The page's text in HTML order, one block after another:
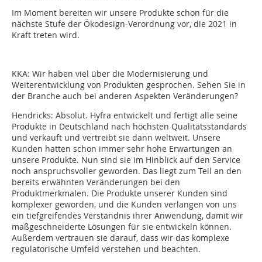
Im Moment bereiten wir unsere Produkte schon für die
nächste Stufe der Ökodesign-Verordnung vor, die 2021 in
Kraft treten wird.
KKA: Wir haben viel über die Modernisierung und
Weiterentwicklung von Produkten gesprochen. Sehen Sie in
der Branche auch bei anderen Aspekten Veränderungen?
Hendricks: Absolut. Hyfra entwickelt und fertigt alle seine
Produkte in Deutschland nach höchsten Qualitätsstandards
und verkauft und vertreibt sie dann weltweit. Unsere
Kunden hatten schon immer sehr hohe Erwartungen an
unsere Produkte. Nun sind sie im Hinblick auf den Service
noch anspruchsvoller geworden. Das liegt zum Teil an den
bereits erwähnten Veränderungen bei den
Produktmerkmalen. Die Produkte unserer Kunden sind
komplexer geworden, und die Kunden verlangen von uns
ein tiefgreifendes Verständnis ihrer Anwendung, damit wir
maßgeschneiderte Lösungen für sie entwickeln können.
Außerdem vertrauen sie darauf, dass wir das komplexe
regulatorische Umfeld verstehen und beachten.